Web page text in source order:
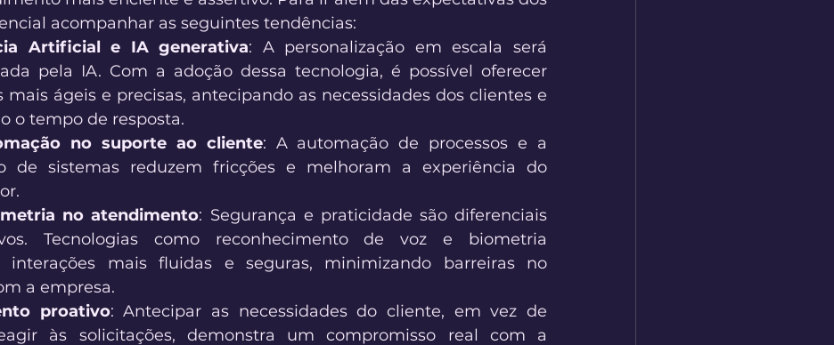
acompanhar as seguintes tendências:
Artificial e IA generativa: A personalização em escala será
pela IA. Com a adoção dessa tecnologia, é possível oferecer
mais ágeis e precisas, antecipando as necessidades dos clientes e
o tempo de resposta.
no suporte ao cliente: A automação de processos e a
de sistemas reduzem fricções e melhoram a experiência do
no atendimento: Segurança e praticidade são diferenciais
Tecnologias como reconhecimento de voz e biometria
interações mais fluidas e seguras, minimizando barreiras no
a empresa.
proativo: Antecipar as necessidades do cliente, em vez de
às solicitações, demonstra um compromisso real com a